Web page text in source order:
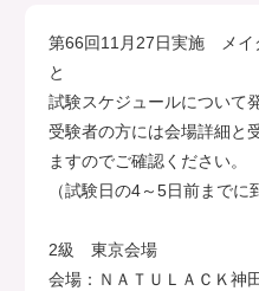
第66回11月27日実施 メイ
と
試験スケジュールについて
受験者の方には会場詳細と
ますのでご確認ください。
（試験日の4～5日前までに
2級 東京会場
会場：ＮＡＴＵＬＡＣＫ神